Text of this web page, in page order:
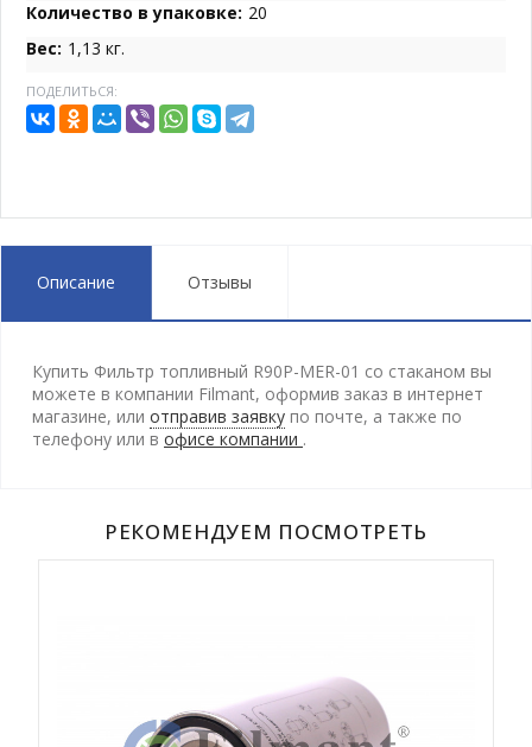
Количество в упаковке: 20
Вес: 1,13 кг.
ПОДЕЛИТЬСЯ:
Описание Отзывы
Купить Фильтр топливный R90P-MER-01 cо стаканом вы
можете в компании Filmant, оформив заказ в интернет
магазине, или отправив заявку по почте, а также по
телефону или в офисе компании .
РЕКОМЕНДУЕМ ПОСМОТРЕТЬ